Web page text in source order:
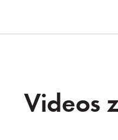
Videos